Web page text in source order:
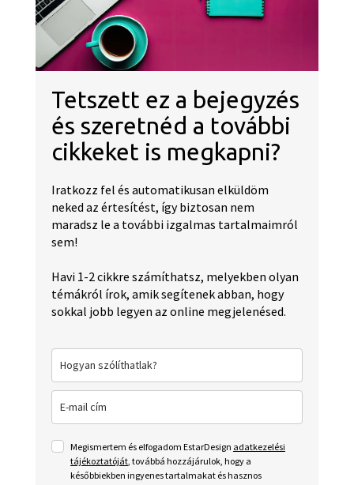
Tetszett ez a bejegyzés
és szeretnéd a további
cikkeket is megkapni?
Iratkozz fel és automatikusan elküldöm
neked az értesítést, így biztosan nem
maradsz le a további izgalmas tartalmaimról
sem!
Havi 1-2 cikkre számíthatsz, melyekben olyan
témákról írok, amik segítenek abban, hogy
sokkal jobb legyen az online megjelenésed.
Megismertem és elfogadom EstarDesign adatkezelési
tájékoztatóját, továbbá hozzájárulok, hogy a
későbbiekben ingyenes tartalmakat és hasznos